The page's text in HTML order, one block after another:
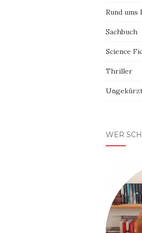
Rund ums
Sachbuch
Science
Thriller
WER